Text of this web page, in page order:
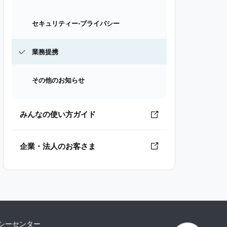
セキュリティー⋅プライバシー
業務提携
その他のお知らせ
みんなの使い方ガイド
企業・法人のお客さま
ーセンター